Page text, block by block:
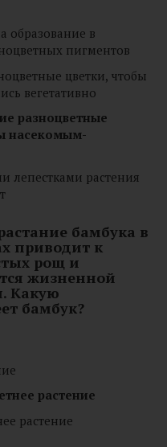
образование в
пигментов
цветки, чтобы
вегетативно
разноцветные
насекомым-
лепестками растения
бамбука в
приводит к
рощ и
жизненной
Какую
бамбук?
растение
растение